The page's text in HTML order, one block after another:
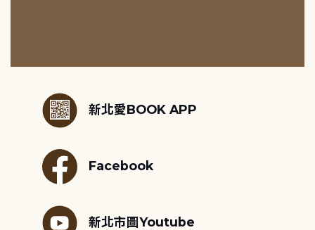
新北愛BOOK APP
Facebook
新北市圖Youtube